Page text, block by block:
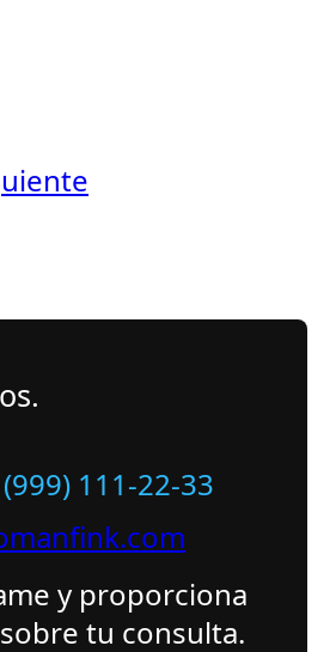
111-22-33
y proporciona
tu consulta.